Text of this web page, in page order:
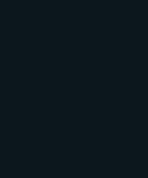
die
Beziehung zu dem
geworden sei, um
Gefahrenlage zu retten.
eines
nautischen Verschuldens
dass der Schaden
im Zusammenhang mit
zumindest für die
Notleichterung sei durch
bedingt. Dies gelte
für die erste
Umschlagsgerät nicht